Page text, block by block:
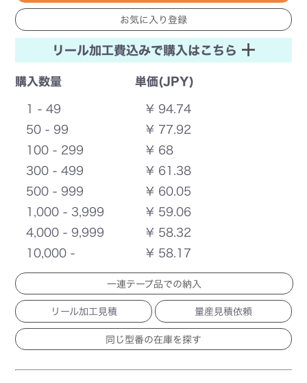
リール加工費込みで購入はこちら
購入数量 単価(JPY)
1 - 49
¥ 94.74
50 - 99
¥ 77.92
100 - 299
¥ 68
300 - 499
¥ 61.38
500 - 999
¥ 60.05
1,000 - 3,999
¥ 59.06
4,000 - 9,999
¥ 58.32
10,000 -
¥ 58.17
一連テープ品での納入
リール加工見積 量産見積依頼